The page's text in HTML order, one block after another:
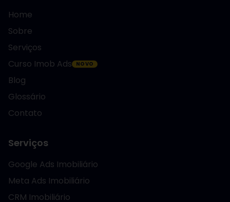
Home
Sobre
Serviços
Curso Imob Ads
NOVO
Blog
Glossário
Contato
Serviços
Google Ads Imobiliário
Meta Ads Imobiliário
CRM Imobiliário